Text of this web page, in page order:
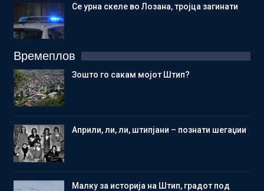
Се урна скеле во Лозана, тројца загинати
Времеплов
Зошто го сакам мојот Штип?
Aприли, ли, ли, штипјани – познати шегаџии
Малку за историја на Штип, градот под